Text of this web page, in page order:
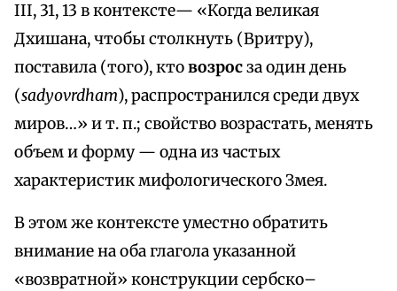
III, 31, 13 в контексте— «Когда великая
Дхишана, чтобы столкнуть (Вритру),
поставила (того), ктовозросза один день
(sadyovrdham), распространился среди двух
миров…» и т. п.; свойство возрастать, менять
объем и форму — одна из частых
характеристик мифологического Змея.
В этом же контексте уместно обратить
внимание на оба глагола указанной
«возвратной» конструкции сербско–